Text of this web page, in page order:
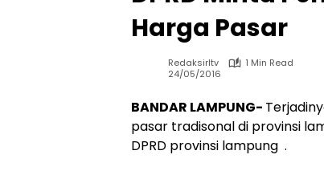
Harga Pasar
Redaksirltv
1 Min Read
24/05/2016
BANDAR LAMPUNG-
pasar tradisonal di provinsi
DPRD provinsi lampung .